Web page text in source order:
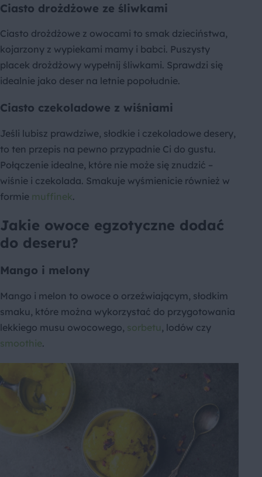
Ciasto drożdżowe ze śliwkami
Ciasto drożdżowe z owocami to smak dzieciństwa,
kojarzony z wypiekami mamy i babci. Puszysty
placek drożdżowy wypełnij śliwkami. Sprawdzi się
idealnie jako deser na letnie popołudnie.
Ciasto czekoladowe z wiśniami
Jeśli lubisz prawdziwe, słodkie i czekoladowe desery,
to ten przepis na pewno przypadnie Ci do gustu.
Połączenie idealne, które nie może się znudzić –
wiśnie i czekolada. Smakuje wyśmienicie również w
formie muffinek.
Jakie owoce egzotyczne dodać
do deseru?
Mango i melony
Mango i melon to owoce o orzeźwiającym, słodkim
smaku, które można wykorzystać do przygotowania
lekkiego musu owocowego, sorbetu , lodów czy
smoothie.